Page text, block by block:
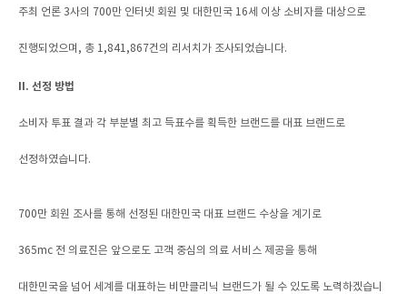
주최 언론 3사의 700만 인터넷 회원 및 대한민국 16세 이상 소비자를 대상으로
진행되었으며, 총 1,841,867건의 리서치가 조사되었습니다.
II. 선정 방법
소비자 투표 결과 각 부분별 최고 득표수를 획득한 브랜드를 대표 브랜드로
선정하였습니다.
700만 회원 조사를 통해 선정된 대한민국 대표 브랜드 수상을 계기로
365mc 전 의료진은 앞으로도 고객 중심의 의료 서비스 제공을 통해
대한민국을 넘어 세계를 대표하는 비만클리닉 브랜드가 될 수 있도록 노력하겠습니